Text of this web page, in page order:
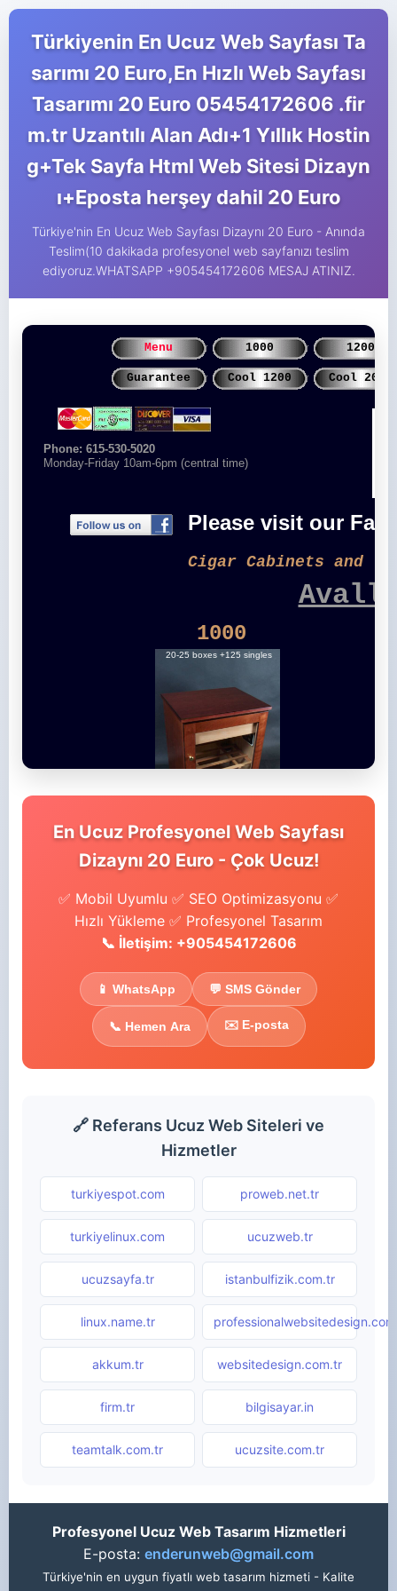
Türkiyenin En Ucuz Web Sayfası Ta
sarımı 20 Euro,En Hızlı Web Sayfası
Tasarımı 20 Euro 05454172606 .fir
m.tr Uzantılı Alan Adı+1 Yıllık Hostin
g+Tek Sayfa Html Web Sitesi Dizayn
ı+Eposta herşey dahil 20 Euro
Türkiye'nin En Ucuz Web Sayfası Dizaynı 20 Euro - Anında
Teslim(10 dakikada profesyonel web sayfanızı teslim
ediyoruz.WHATSAPP +905454172606 MESAJ ATINIZ.
En Ucuz Profesyonel Web Sayfası
Dizaynı 20 Euro - Çok Ucuz!
✅ Mobil Uyumlu ✅ SEO Optimizasyonu ✅
Hızlı Yükleme ✅ Profesyonel Tasarım
📞 İletişim: +905454172606
📱 WhatsApp 💬 SMS Gönder
📞 Hemen Ara ✉️ E-posta
🔗 Referans Ucuz Web Siteleri ve
Hizmetler
turkiyespot.com proweb.net.tr
turkiyelinux.com ucuzweb.tr
ucuzsayfa.tr istanbulfizik.com.tr
linux.name.tr
akkum.tr websitedesign.com.tr
firm.tr bilgisayar.in
teamtalk.com.tr ucuzsite.com.tr
Profesyonel Ucuz Web Tasarım Hizmetleri
E-posta: enderunweb@gmail.com
Türkiye'nin en uygun fiyatlı web tasarım hizmeti - Kalite